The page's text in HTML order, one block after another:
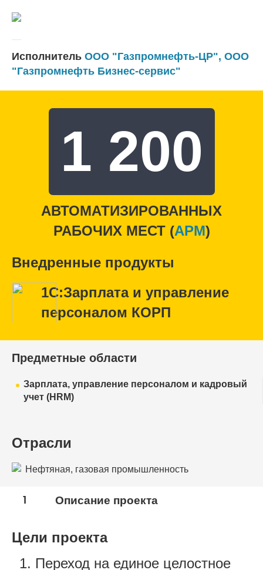
Исполнитель ООО "Газпромнефть-ЦР", ООО
"Газпромнефть Бизнес-сервис"
1 200
АВТОМАТИЗИРОВАННЫХ
РАБОЧИХ МЕСТ (APM)
Внедренные продукты
1С:Зарплата и управление
персоналом КОРП
Предметные области
Зарплата, управление персоналом и кадровый
учет (HRM)
Отрасли
Нефтяная, газовая промышленность
1 Описание проекта
Цели проекта
Переход на единое целостное